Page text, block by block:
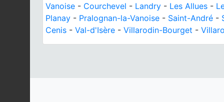
Vanoise - Courchevel - Landry - Les Allues -
Planay - Pralognan-la-Vanoise - Saint-André -
Cenis - Val-d'Isère - Villarodin-Bourget -